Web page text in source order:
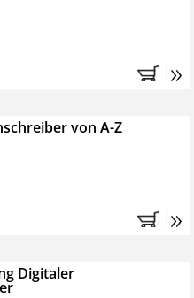
Profipaket im
(inkl. der derzeitig
weiter tun, das
es entstehen keine
»
von A-Z
»
Digitaler